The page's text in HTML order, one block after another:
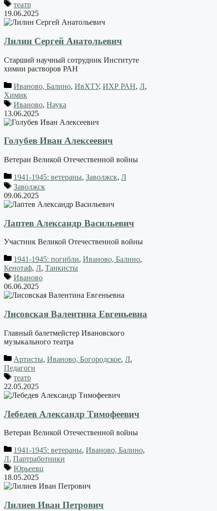
театр
19.06.2025
Лилин Сергей Анатольевич
Старший научный сотрудник Институте
химии растворов РАН
Иваново, Балино, ИвХТУ, ИХР РАН, Л,
Химик
Иваново, Наука
13.06.2025
Голубев Иван Алексеевич
Ветеран Великой Отечественной войны
1941-1945: ветераны, Заволжск, Л
Заволжск
09.06.2025
Лаптев Александр Васильевич
Участник Великой Отечественной войны
1941-1945: погибли, Иваново, Балино,
Кенотаф, Л, Танкисты
Иваново
06.06.2025
Лиcовская Валентина Евгеньевна
Главный балетмейстер Ивановского
музыкального театра
Артисты, Иваново, Богородское, Л,
Педагоги
театр
22.05.2025
Лебедев Александр Тимофеевич
Ветеран Великой Отечественной войны
1941-1945: ветераны, Иваново, Балино,
Л, Партработники
Юрьеевц
18.05.2025
Лилиев Иван Петрович